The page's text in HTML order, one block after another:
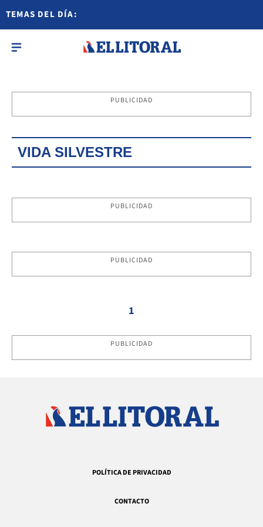
TEMAS DEL DÍA:
PUBLICIDAD
VIDA SILVESTRE
PUBLICIDAD
PUBLICIDAD
1
PUBLICIDAD
POLÍTICA DE PRIVACIDAD
CONTACTO